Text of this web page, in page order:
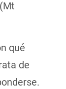
qué
de